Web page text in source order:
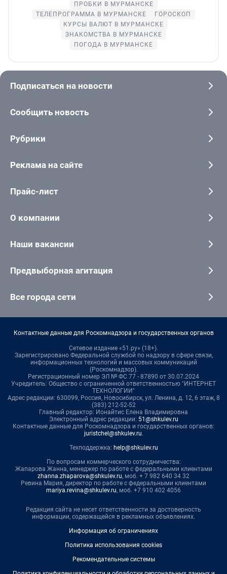
ПРОБКИ В МУРМАНСКЕ
ТЕЛЕПРОГРАММА В МУРМАНСКЕ
ГОРОСКОП
КУРСЫ ВАЛЮТ В МУРМАНСКЕ
ЗНАКОМСТВА В МУРМАНСКЕ
ПОГОДА В МУРМАНСКЕ
Подписаться на новости
Сообщить новость
Рубрики
Реклама на сайте
Прайс-лист
О компании
Наши вакансии
Предвыборная агитация
Все города сети
Контактные данные для Роскомнадзора и государственных органов
Сетевое издание «51.ру» (18+).
Зарегистрировано Федеральной службой по надзору в сфере связи,
информационных технологий и массовых коммуникаций
(Роскомнадзор).
Регистрационный номер ЭЛ № ФС 77 - 87890 от 30.07.2024
Учредитель: Общество с ограниченной ответственностью "ИНТЕРНЕТ
ТЕХНОЛОГИИ"
Адрес редакции: 630099, Россия, Новосибирск, ул. Ленина, д. 12, 6 этаж, 8
(383) 212-52-52
Главный редактор: Ионайтис Елена Владимировна
Электронный адрес редакции: 51@shkulev.ru
Контактные данные для Роскомнадзора и государственных органов:
juristchel@shkulev.ru.
Техподдержка: help@shkulev.ru
По вопросам коммерческого сотрудничества:
Жапарова Жанна, менеджер по работе с федеральными клиентами
zhanna.zhaparova@shkulev.ru, моб. + 7 982 640 34 32
Ревина Мария, директор по работе с федеральными клиентами
mariya.revina@shkulev.ru, моб. +7 910 402 4056
Редакция сайта не несет ответственности за достоверность
информации, содержащейся в рекламных объявлениях.
Информация об ограничениях
Политика использования cookies
Рекомендательные системы